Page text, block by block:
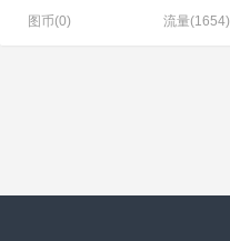
图币(0) 流量(1654)